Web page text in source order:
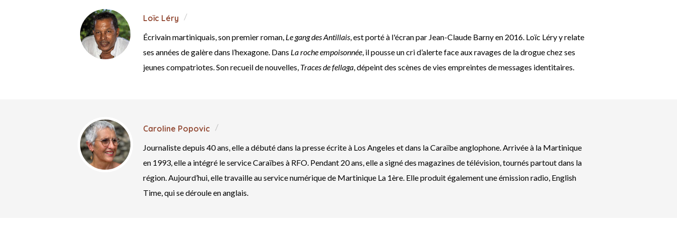
Loïc Léry
Écrivain martiniquais, son premier roman, Le gang des Antillais, est porté à l'écran par Jean-Claude Barny en 2016. Loïc Léry y relate
ses années de galère dans l’hexagone. Dans La roche empoisonnée, il pousse un cri d’alerte face aux ravages de la drogue chez ses
jeunes compatriotes. Son recueil de nouvelles, Traces de fellaga, dépeint des scènes de vies empreintes de messages identitaires.
Caroline Popovic
Journaliste depuis 40 ans, elle a débuté dans la presse écrite à Los Angeles et dans la Caraïbe anglophone. Arrivée à la Martinique
en 1993, elle a intégré le service Caraïbes à RFO. Pendant 20 ans, elle a signé des magazines de télévision, tournés partout dans la
région. Aujourd’hui, elle travaille au service numérique de Martinique La 1ère. Elle produit également une émission radio, English
Time, qui se déroule en anglais.